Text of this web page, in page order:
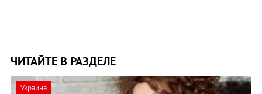
ЧИТАЙТЕ В РАЗДЕЛЕ
Украина